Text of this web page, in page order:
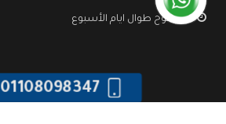
مفتوح طوال ايام الأسبوع
01108098347